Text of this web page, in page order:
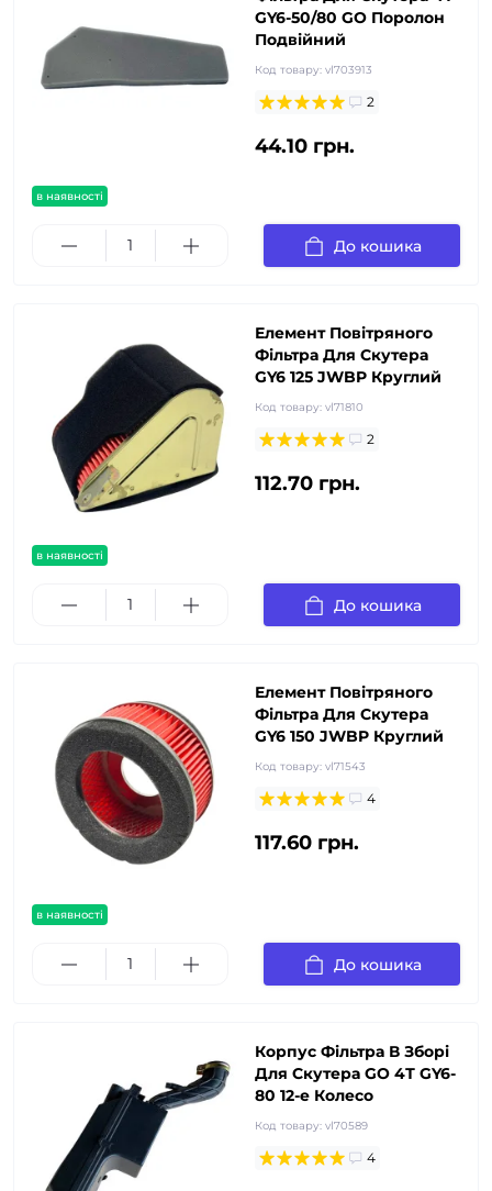
в наявності
GY6-50/80 GO Поролон
Подвійний
Код товару: vl703913
2
44.10 грн.
До кошика
в наявності
Елемент Повітряного
Фільтра Для Скутера
GY6 125 JWBP Круглий
Код товару: vl71810
2
112.70 грн.
До кошика
в наявності
Елемент Повітряного
Фільтра Для Скутера
GY6 150 JWBP Круглий
Код товару: vl71543
4
117.60 грн.
До кошика
Корпус Фільтра В Зборі
Для Скутера GO 4Т GY6-
80 12-е Колесо
Код товару: vl70589
4